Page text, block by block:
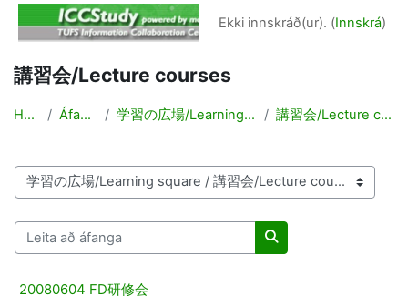
Farðu á aðalefni
Ekki innskráð(ur). (Innskrá)
講習会/Lecture courses
Heim Áfangar 学習の広場/Learning square 講習会/Lecture courses
Deildir/brautir
Leita að áfanga
Leita að áfanga
20080604 FD研修会